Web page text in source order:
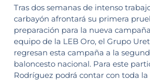
Tras dos semanas de intenso
carbayón afrontará su primera
preparación para la nueva
equipo de la LEB Oro, el Grupo
regresan esta campaña a la
baloncesto nacional. Para este
Rodríguez podrá contar con toda